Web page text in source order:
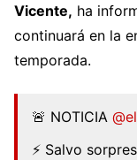
Vicente, ha
continuará en la
temporada.
🚨 NOTICIA
⚡️ Salvo